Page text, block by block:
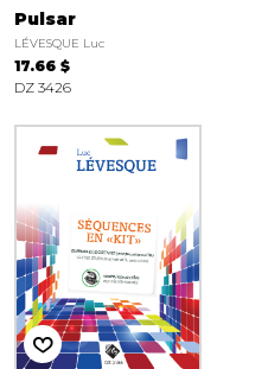
Pulsar
LÉVESQUE Luc
17.66 $
DZ 3426